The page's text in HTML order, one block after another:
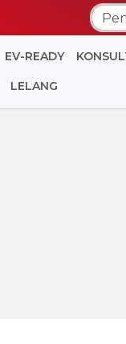
EV-READY
LELANG